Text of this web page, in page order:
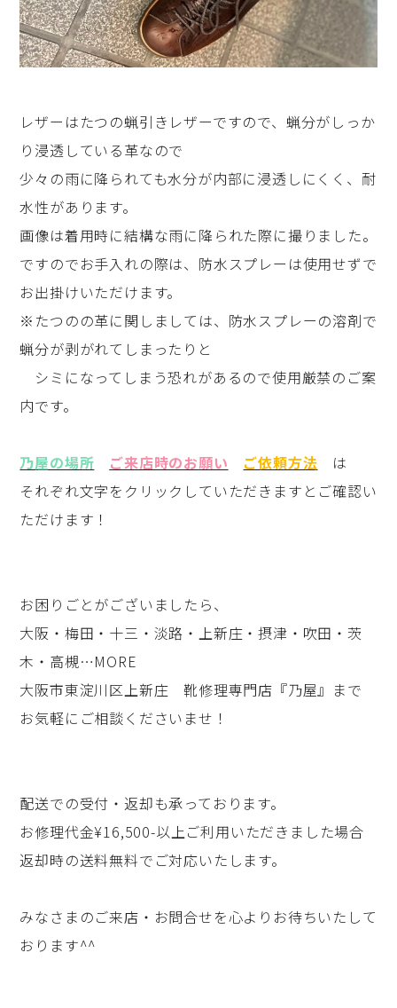
レザーはたつの蝋引きレザーですので、蝋分がしっか
り浸透している革なので
少々の雨に降られても水分が内部に浸透しにくく、耐
水性があります。
画像は着用時に結構な雨に降られた際に撮りました。
ですのでお手入れの際は、防水スプレーは使用せずで
お出掛けいただけます。
※たつのの革に関しましては、防水スプレーの溶剤で
蝋分が剥がれてしまったりと
シミになってしまう恐れがあるので使用厳禁のご案
内です。
乃屋の場所 ご来店時のお願い ご依頼方法 は
それぞれ文字をクリックしていただきますとご確認い
ただけます！
お困りごとがございましたら、
大阪・梅田・十三・淡路・上新庄・摂津・吹田・茨
木・高槻…MORE
大阪市東淀川区上新庄 靴修理専門店『乃屋』まで
お気軽にご相談くださいませ！
配送での受付・返却も承っております。
お修理代金¥16,500-以上ご利用いただきました場合
返却時の送料無料でご対応いたします。
みなさまのご来店・お問合せを心よりお待ちいたして
おります^^